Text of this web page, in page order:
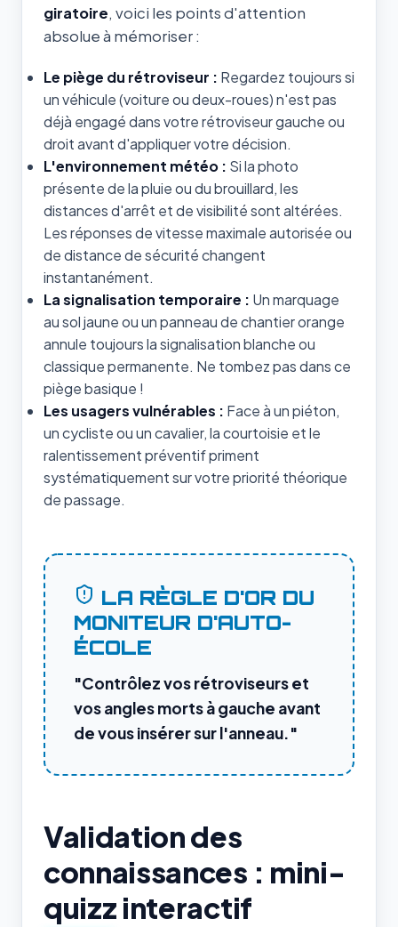
giratoire, voici les points d'attention
absolue à mémoriser :
Le piège du rétroviseur : Regardez toujours si
un véhicule (voiture ou deux-roues) n'est pas
déjà engagé dans votre rétroviseur gauche ou
droit avant d'appliquer votre décision.
L'environnement météo : Si la photo
présente de la pluie ou du brouillard, les
distances d'arrêt et de visibilité sont altérées.
Les réponses de vitesse maximale autorisée ou
de distance de sécurité changent
instantanément.
La signalisation temporaire : Un marquage
au sol jaune ou un panneau de chantier orange
annule toujours la signalisation blanche ou
classique permanente. Ne tombez pas dans ce
piège basique !
Les usagers vulnérables : Face à un piéton,
un cycliste ou un cavalier, la courtoisie et le
ralentissement préventif priment
systématiquement sur votre priorité théorique
de passage.
LA RÈGLE D'OR DU
MONITEUR D'AUTO-
ÉCOLE
"Contrôlez vos rétroviseurs et
vos angles morts à gauche avant
de vous insérer sur l'anneau."
Validation des
connaissances : mini-
quizz interactif